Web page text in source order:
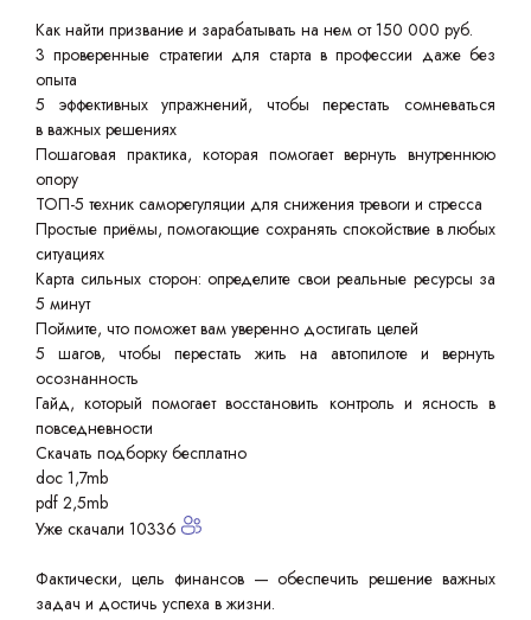
Как найти призвание и зарабатывать на нем от 150 000 руб.
3 проверенные стратегии для старта в профессии даже без
опыта
5 эффективных упражнений, чтобы перестать сомневаться
в важных решениях
Пошаговая практика, которая помогает вернуть внутреннюю
опору
ТОП-5 техник саморегуляции для снижения тревоги и стресса
Простые приёмы, помогающие сохранять спокойствие в любых
ситуациях
Карта сильных сторон: определите свои реальные ресурсы за
5 минут
Поймите, что поможет вам уверенно достигать целей
5 шагов, чтобы перестать жить на автопилоте и вернуть
осознанность
Гайд, который помогает восстановить контроль и ясность в
повседневности
Скачать подборку бесплатно
doc 1,7mb
pdf 2,5mb
Уже скачали 10336
Фактически, цель финансов — обеспечить решение важных
задач и достичь успеха в жизни.